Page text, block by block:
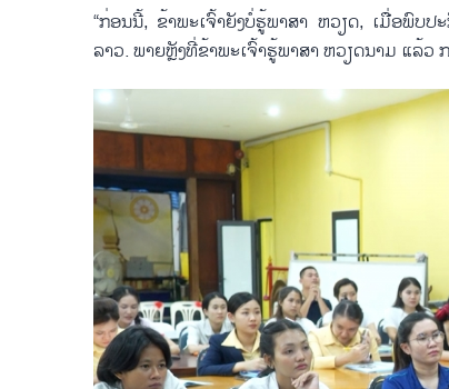
“ກ່ອນ​ນີ້, ຂ້າ​ພະ​ເຈົ້າ​ຍັງ​ບໍ່​ຮູ້​ພາ​ສາ ຫວຽດ, ເມື່ອ​ພົບ​
ລາວ. ພາຍຫຼັງ​ທີ່​ຂ້າ​ພ​ະ​ເຈົ້າ​ຮູ້ພາ​ສາ ຫວຽດ​ນາມ ແລ້ວ